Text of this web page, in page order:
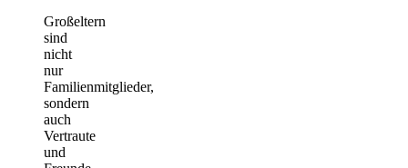
Großeltern
sind
nicht
nur
Familienmitglieder,
sondern
auch
Vertraute
und